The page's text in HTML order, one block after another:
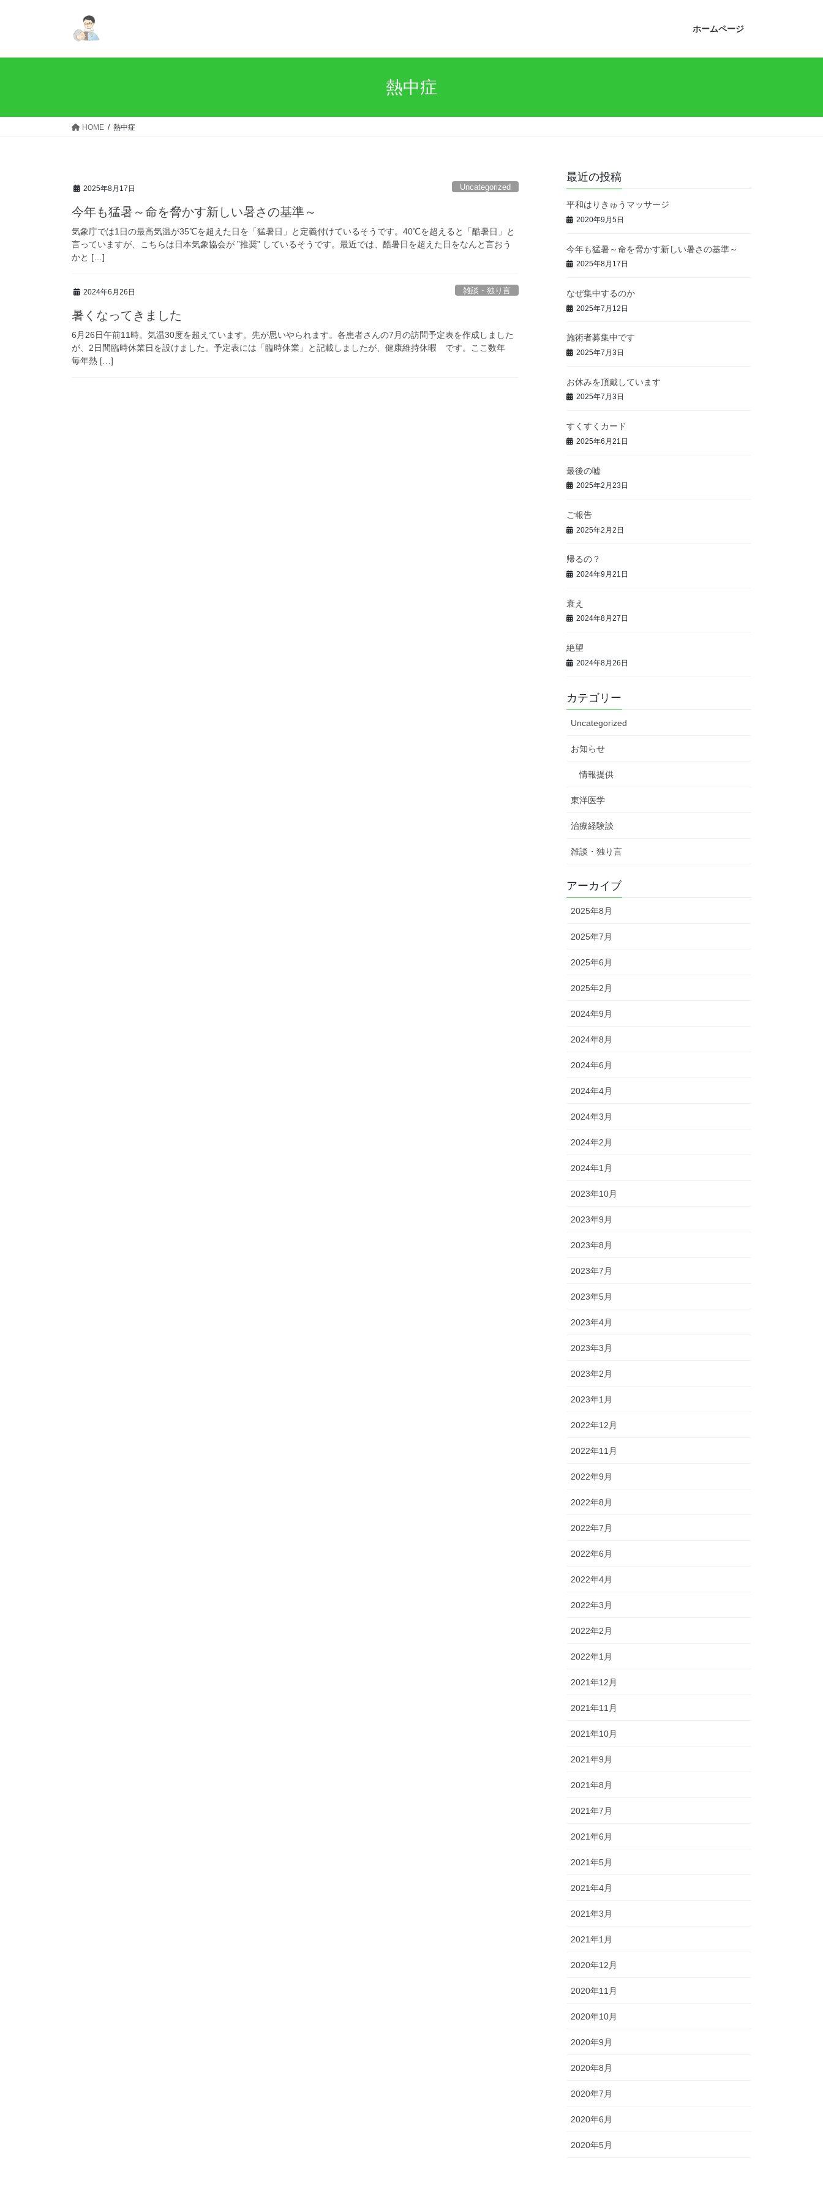
ホームページ
熱中症
HOME 熱中症
2025年8月17日 Uncategorized
今年も猛暑～命を脅かす新しい暑さの基準～
気象庁では1日の最高気温が35℃を超えた日を「猛暑日」と定義付けているそうです。40℃を超えると「酷暑日」と
言っていますが、こちらは日本気象協会が ”推奨” しているそうです。最近では、酷暑日を超えた日をなんと言おう
かと […]
2024年6月26日 雑談・独り言
暑くなってきました
6月26日午前11時。気温30度を超えています。先が思いやられます。各患者さんの7月の訪問予定表を作成しました
が、2日間臨時休業日を設けました。予定表には「臨時休業」と記載しましたが、健康維持休暇 です。ここ数年
毎年熱 […]
最近の投稿
平和はりきゅうマッサージ
2020年9月5日
今年も猛暑～命を脅かす新しい暑さの基準～
2025年8月17日
なぜ集中するのか
2025年7月12日
施術者募集中です
2025年7月3日
お休みを頂戴しています
2025年7月3日
すくすくカード
2025年6月21日
最後の嘘
2025年2月23日
ご報告
2025年2月2日
帰るの？
2024年9月21日
衰え
2024年8月27日
絶望
2024年8月26日
カテゴリー
Uncategorized
お知らせ
情報提供
東洋医学
治療経験談
雑談・独り言
アーカイブ
2025年8月
2025年7月
2025年6月
2025年2月
2024年9月
2024年8月
2024年6月
2024年4月
2024年3月
2024年2月
2024年1月
2023年10月
2023年9月
2023年8月
2023年7月
2023年5月
2023年4月
2023年3月
2023年2月
2023年1月
2022年12月
2022年11月
2022年9月
2022年8月
2022年7月
2022年6月
2022年4月
2022年3月
2022年2月
2022年1月
2021年12月
2021年11月
2021年10月
2021年9月
2021年8月
2021年7月
2021年6月
2021年5月
2021年4月
2021年3月
2021年1月
2020年12月
2020年11月
2020年10月
2020年9月
2020年8月
2020年7月
2020年6月
2020年5月